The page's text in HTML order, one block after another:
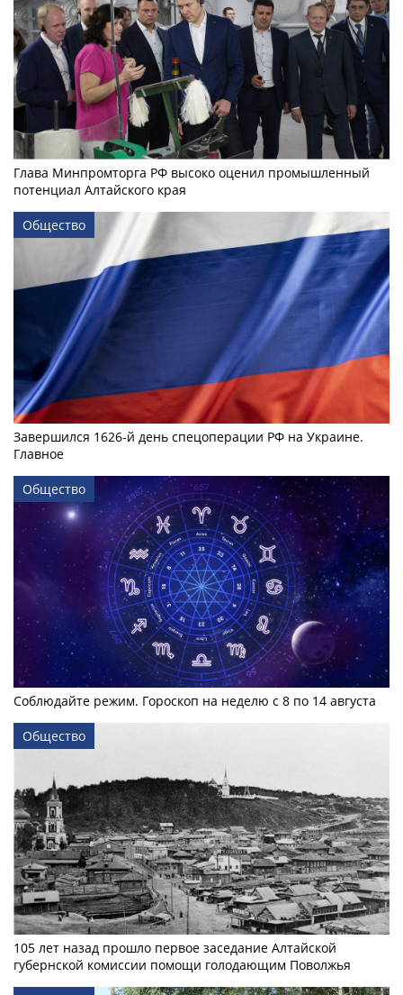
Глава Минпромторга РФ высоко оценил промышленный
потенциал Алтайского края
Общество
Завершился 1626-й день спецоперации РФ на Украине.
Главное
Общество
Соблюдайте режим. Гороскоп на неделю с 8 по 14 августа
Общество
105 лет назад прошло первое заседание Алтайской
губернской комиссии помощи голодающим Поволжья